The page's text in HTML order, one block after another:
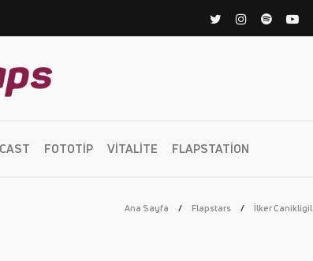
FOTOTIP VITALITE FLAPSTATION
Ana Sayfa Flapstars İlker Canikligil